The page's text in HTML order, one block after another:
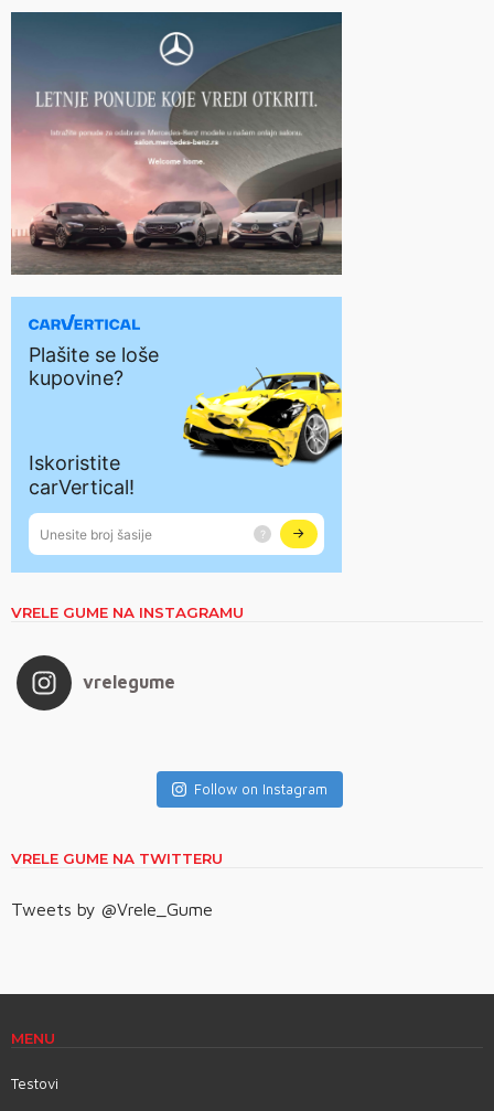
VRELE GUME NA INSTAGRAMU
vrelegume
Follow on Instagram
VRELE GUME NA TWITTERU
Tweets by @Vrele_Gume
MENU
Testovi